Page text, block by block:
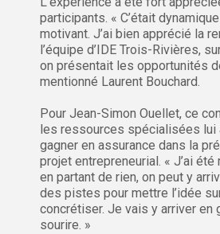
participants. « C’était
motivant. J’ai bien apprécié la
l’équipe d’IDE Trois-Rivières,
on présentait les opportunités
mentionné Laurent Bouchard.
Pour Jean-Simon Ouellet, ce
les ressources spécialisées lui
gagner en assurance dans la
projet entrepreneurial. « J’ai
en partant de rien, on peut y
des pistes pour mettre l’idée
concrétiser. Je vais y arriver en
sourire. »